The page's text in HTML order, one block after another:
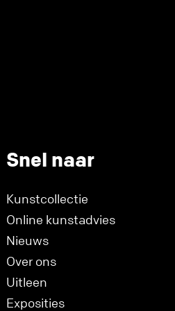
Snel naar
Kunstcollectie
Online kunstadvies
Nieuws
Over ons
Uitleen
Exposities